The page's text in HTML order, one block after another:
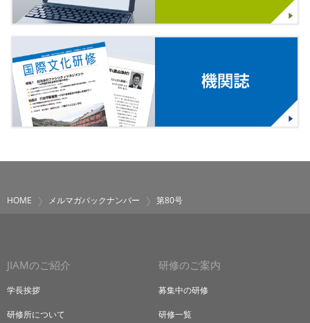
HOME メルマガバックナンバー 第80号
JIAMのご紹介
学長挨拶
研修所について
研修のご案内
募集中の研修
研修一覧